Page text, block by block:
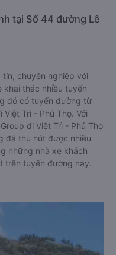
tại Số 44 đường Lê
tín, chuyên nghiệp với
khai thác nhiều tuyến
đó có tuyến đường từ
Việt Trì - Phú Thọ. Với
đi Việt Trì - Phú Thọ
đã thu hút được nhiều
những nhà xe khách
trên tuyến đường này.